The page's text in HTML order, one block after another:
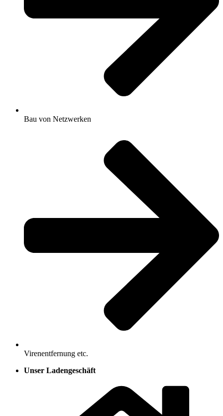
Bau von Netzwerken
Virenentfernung etc.
Unser Ladengeschäft